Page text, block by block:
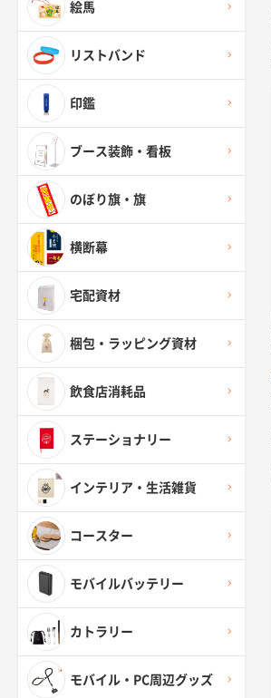
絵馬
リストバンド
印鑑
ブース装飾・看板
のぼり旗・旗
横断幕
宅配資材
梱包・ラッピング資材
飲食店消耗品
ステーショナリー
インテリア・生活雑貨
コースター
モバイルバッテリー
カトラリー
モバイル・PC周辺グッズ